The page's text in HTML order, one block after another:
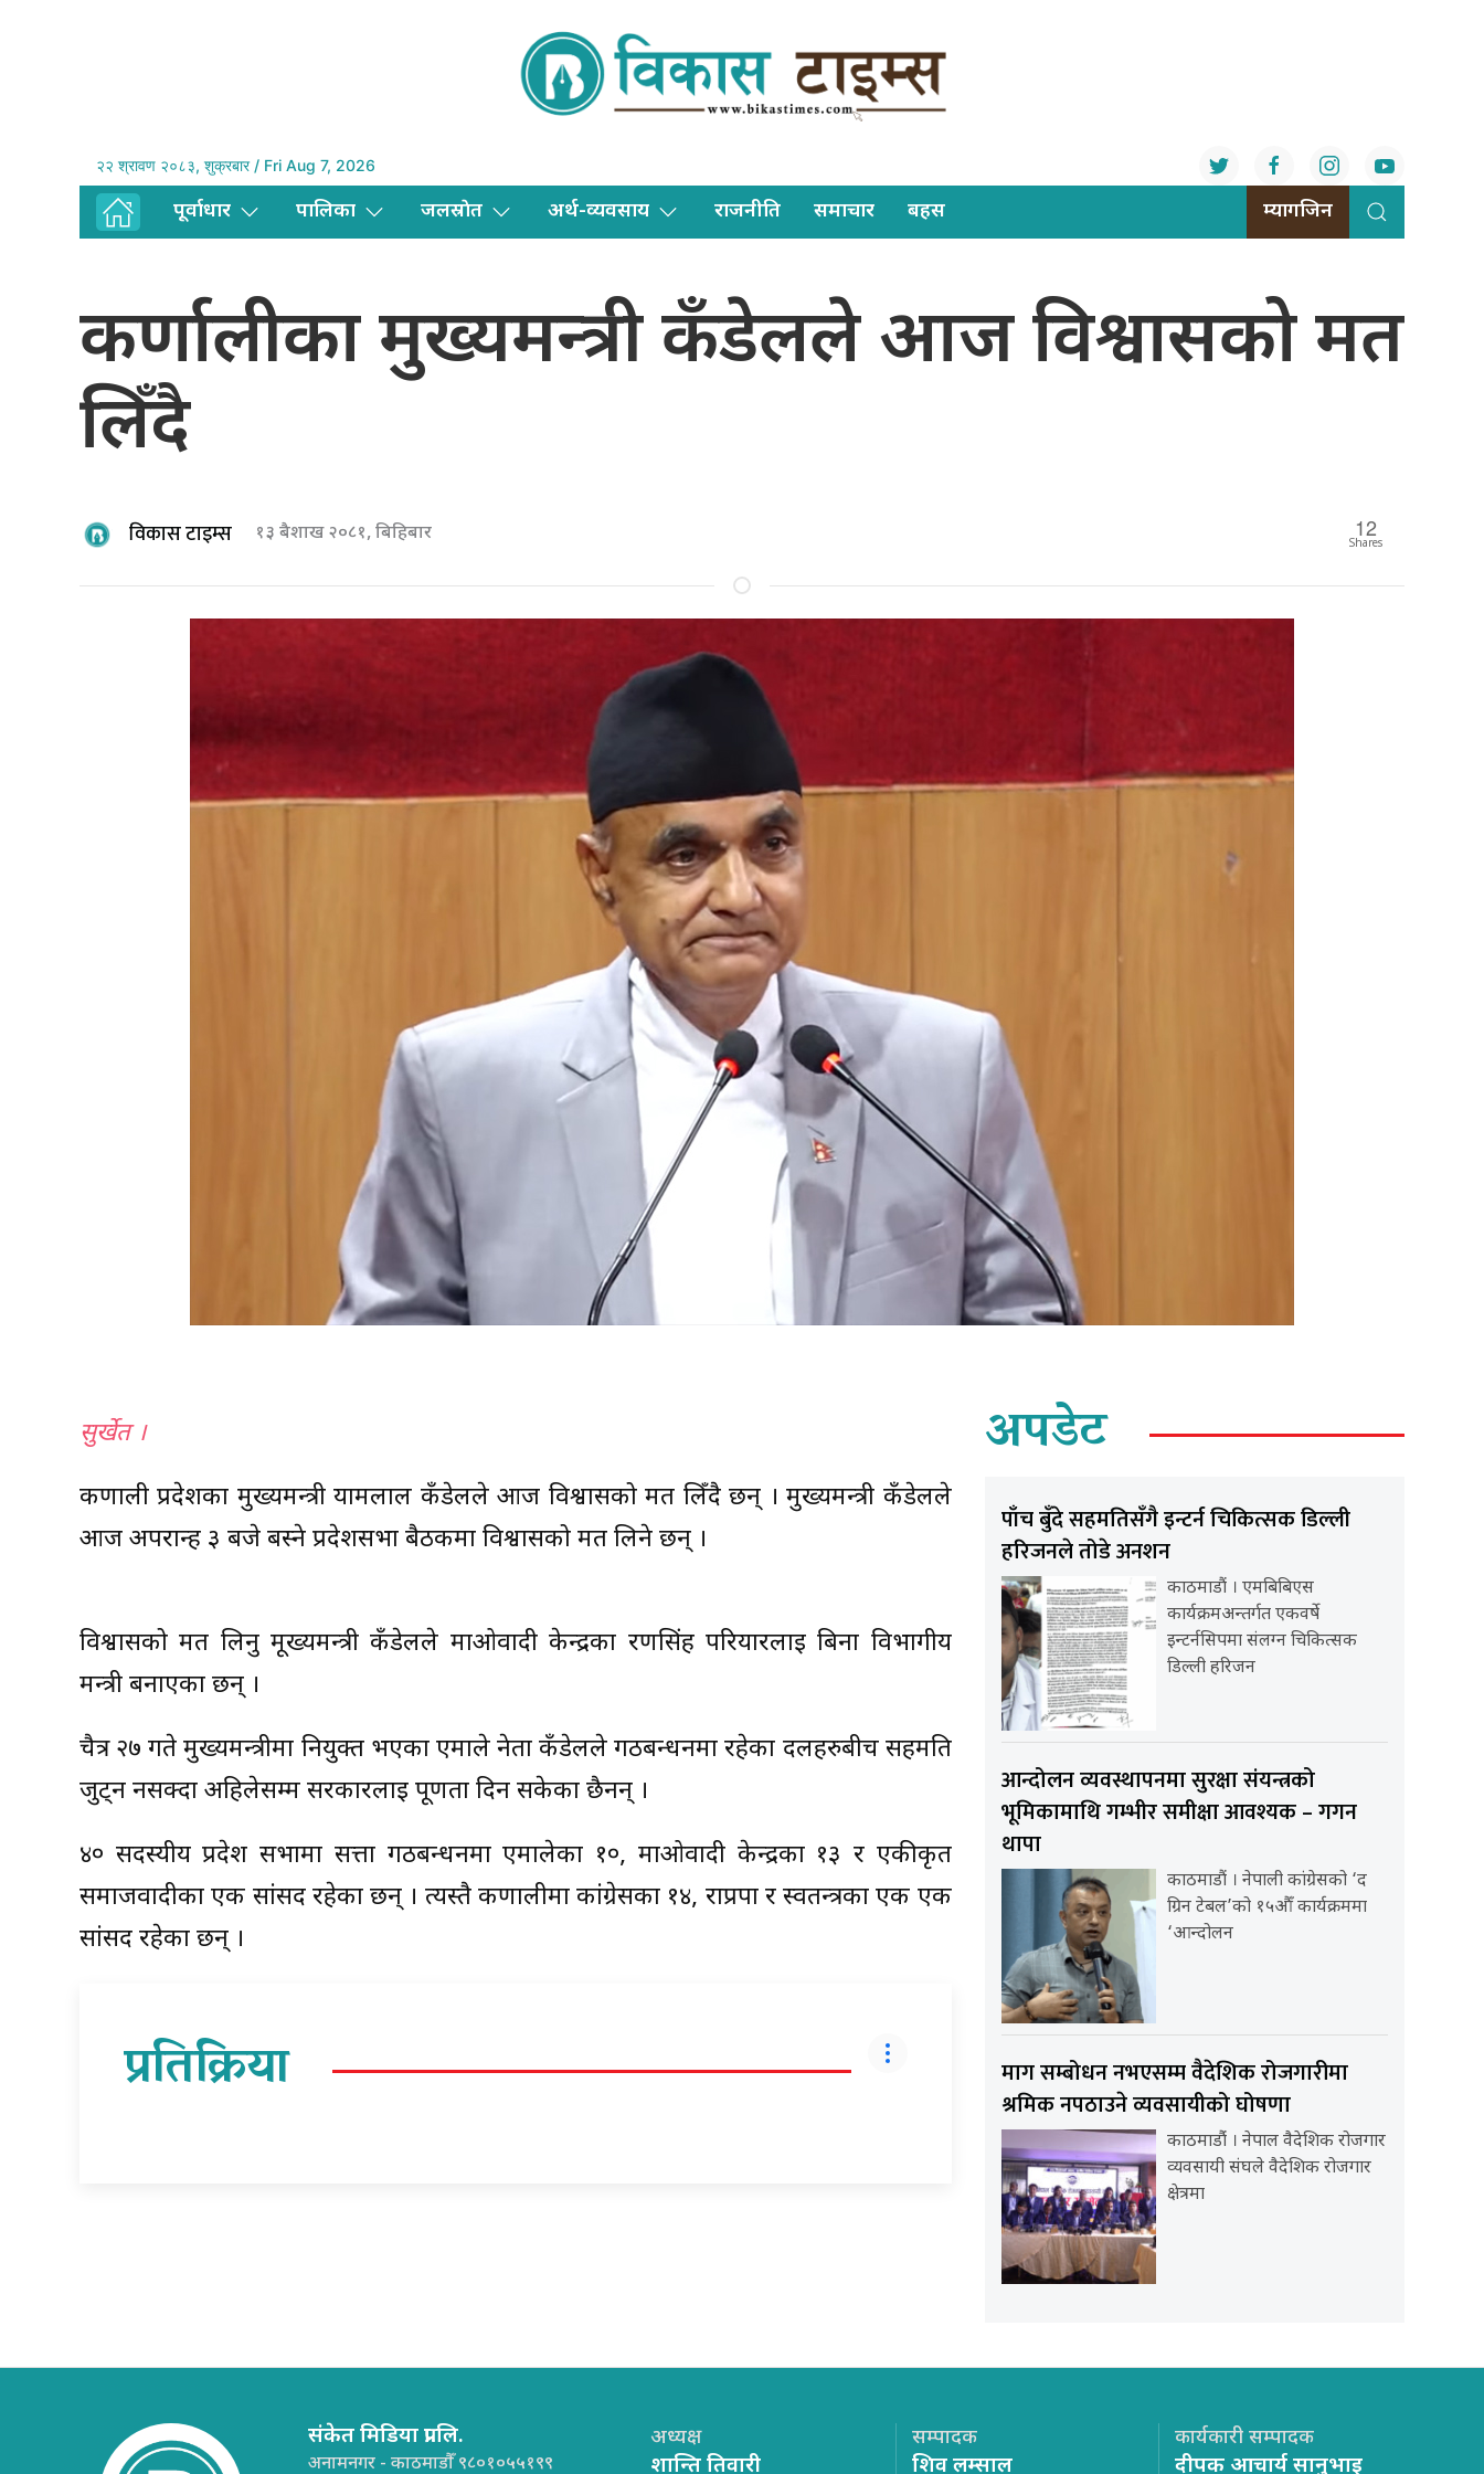
२२ श्रावण २०८३, शुक्रबार / Fri Aug 7, 2026
पूर्वाधार पालिका जलस्राेत अर्थ-व्यवसाय राजनीति समाचार बहस म्यागजिन
कर्णालीका मुख्यमन्त्री कँडेलले आज विश्वासको मत
लिँदै
विकास टाइम्स १३ बैशाख २०८१, बिहिबार 12
Shares
सुर्खेत ।
कर्णाली प्रदेशका मुख्यमन्त्री यामलाल कँडेलले आज विश्वासको मत लिँदै छन् । मुख्यमन्त्री कँडेलले
आज अपरान्ह ३ बजे बस्ने प्रदेशसभा बैठकमा विश्वासको मत लिने छन् ।
विश्वासको मत लिनु मूख्यमन्त्री कँडेलले माओवादी केन्द्रका रणसिंह परियारलाई बिना विभागीय
मन्त्री बनाएका छन् ।
चैत्र २७ गते मुख्यमन्त्रीमा नियुक्त भएका एमाले नेता कँडेलले गठबन्धनमा रहेका दलहरुबीच सहमति
जुट्न नसक्दा अहिलेसम्म सरकारलाई पूर्णता दिन सकेका छैनन् ।
४० सदस्यीय प्रदेश सभामा सत्ता गठबन्धनमा एमालेका १०, माओवादी केन्द्रका १३ र एकीकृत
समाजवादीका एक सांसद रहेका छन् । त्यस्तै कर्णालीमा कांग्रेसका १४, राप्रपा र स्वतन्त्रका एक एक
सांसद रहेका छन् ।
प्रतिक्रिया
अपडेट
पाँच बुँदे सहमतिसँगै इन्टर्न चिकित्सक डिल्ली
हरिजनले तोडे अनशन
काठमाडौं । एमबिबिएस
कार्यक्रमअन्तर्गत एकवर्षे
इन्टर्नसिपमा संलग्न चिकित्सक
डिल्ली हरिजन
आन्दोलन व्यवस्थापनमा सुरक्षा संयन्त्रको
भूमिकामाथि गम्भीर समीक्षा आवश्यक – गगन
थापा
काठमाडौं । नेपाली कांग्रेसको ‘द
ग्रिन टेबल’को १५औँ कार्यक्रममा
‘आन्दोलन
माग सम्बोधन नभएसम्म वैदेशिक रोजगारीमा
श्रमिक नपठाउने व्यवसायीको घोषणा
काठमाडौंं । नेपाल वैदेशिक रोजगार
व्यवसायी संघले वैदेशिक रोजगार
क्षेत्रमा
संकेत मिडिया प्रा.लि.
अनामनगर - काठमाडौँ ९८०१०५५१९९
अध्यक्ष
शान्ति तिवारी
सम्पादक
शिव लम्साल
कार्यकारी सम्पादक
दीपक आचार्य सानुभाइ